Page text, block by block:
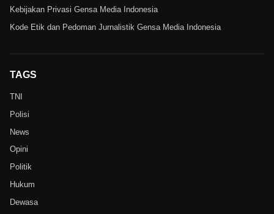
Kebijakan Privasi Gensa Media Indonesia
Kode Etik dan Pedoman Jurnalistik Gensa Media Indonesia
TAGS
TNI
Polisi
News
Opini
Politik
Hukum
Dewasa